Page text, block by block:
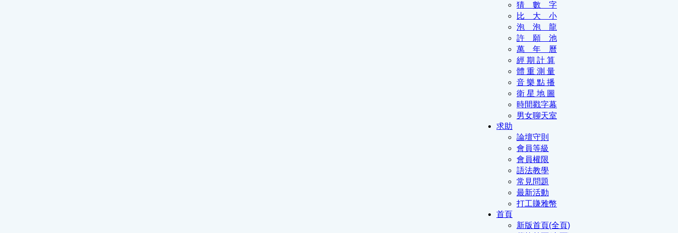
猜 數 字
比 大 小
泡 泡 龍
許 願 池
萬 年 曆
經 期 計 算
體 重 測 量
音 樂 點 播
衛 星 地 圖
時間戳字幕
男女聊天室
求助
論壇守則
會員等級
會員權限
語法教學
常見問題
最新活動
打工賺雅幣
首頁
新版首頁(全頁)